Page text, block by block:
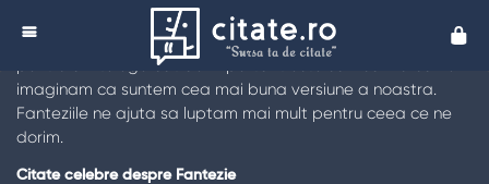
Citate despre Fantezie
Citeste cele mai frumoasecitate cu privire la fantezie
pentru a intelege cat de important este sa visam si sa ne
imaginam ca suntem cea mai buna versiune a noastra.
Fanteziile ne ajuta sa luptam mai mult pentru ceea ce ne
dorim.
Citate celebre despre Fantezie